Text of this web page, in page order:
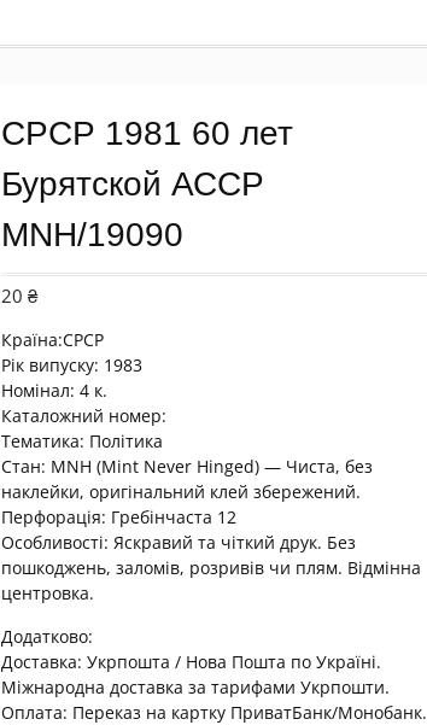
СРСР 1981 60 лет
Бурятской АССР
MNH/19090
20₴
Країна:СРСР
Рік випуску: 1983
Номінал: 4 к.
Каталожний номер:
Тематика: Політика
Стан: MNH (Mint Never Hinged) — Чиста, без
наклейки, оригінальний клей збережений.
Перфорація: Гребінчаста 12
Особливості: Яскравий та чіткий друк. Без
пошкоджень, заломів, розривів чи плям. Відмінна
центровка.
Додатково:
Доставка: Укрпошта / Нова Пошта по Україні.
Міжнародна доставка за тарифами Укрпошти.
Оплата: Переказ на картку ПриватБанк/Монобанк.